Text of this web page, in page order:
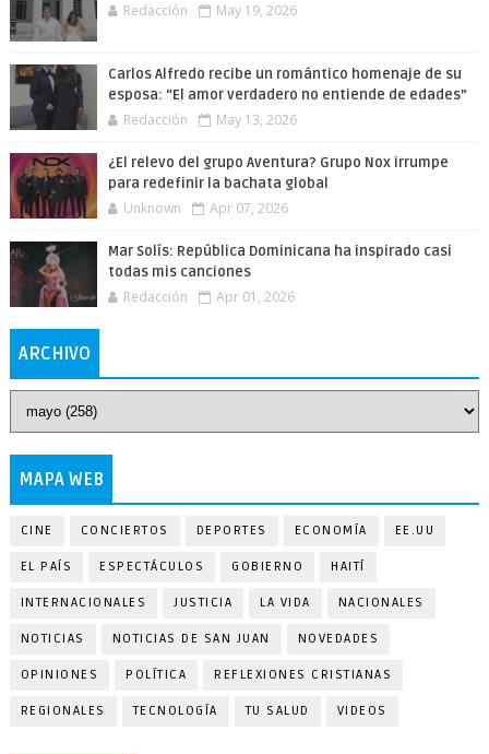
Redacción May 19, 2026
Carlos Alfredo recibe un romántico homenaje de su
esposa: “El amor verdadero no entiende de edades”
Redacción May 13, 2026
¿El relevo del grupo Aventura? Grupo Nox irrumpe
para redefinir la bachata global
Unknown Apr 07, 2026
Mar Solís: República Dominicana ha inspirado casi
todas mis canciones
Redacción Apr 01, 2026
ARCHIVO
MAPA WEB
CINE CONCIERTOS DEPORTES ECONOMÍA EE.UU
EL PAÍS ESPECTÁCULOS GOBIERNO HAITÍ
INTERNACIONALES JUSTICIA LA VIDA NACIONALES
NOTICIAS NOTICIAS DE SAN JUAN NOVEDADES
OPINIONES POLÍTICA REFLEXIONES CRISTIANAS
REGIONALES TECNOLOGÍA TU SALUD VIDEOS